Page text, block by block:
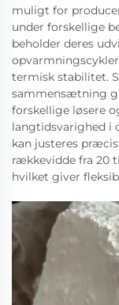
muligt for
under forskellige
beholder deres
termisk stabilitet.
sammensætning
forskellige løsere
langtidsvarighed i
kan justeres
rækkevidde fra 20
hvilket giver